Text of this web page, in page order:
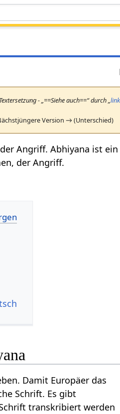
- „==Siehe auch==“ durch „
Version → (Unterschied)
Angriff. Abhiyana ist ein
der Angriff.
Damit Europäer das
Schrift. Es gibt
transkribiert werden